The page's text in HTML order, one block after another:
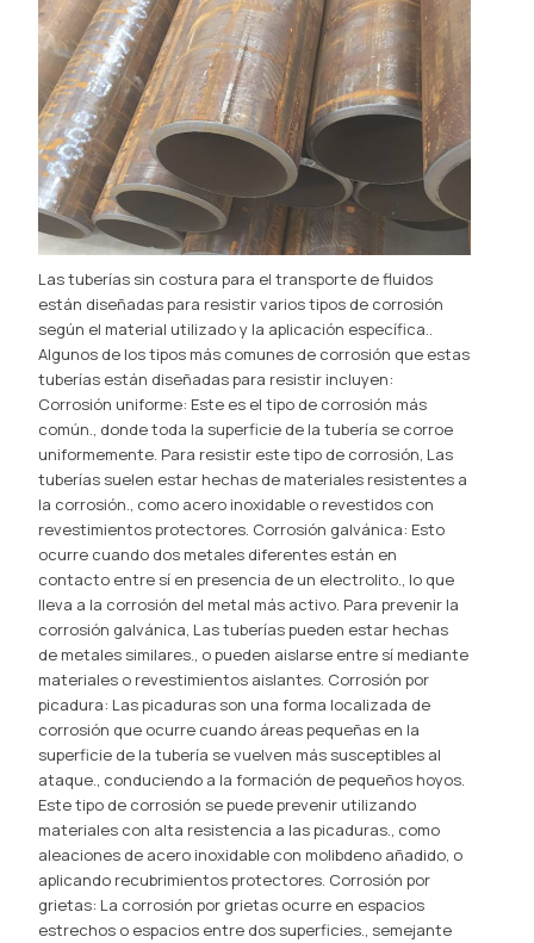
Las tuberías sin costura para el transporte de fluidos
están diseñadas para resistir varios tipos de corrosión
según el material utilizado y la aplicación específica..
Algunos de los tipos más comunes de corrosión que estas
tuberías están diseñadas para resistir incluyen:
Corrosión uniforme: Este es el tipo de corrosión más
común., donde toda la superficie de la tubería se corroe
uniformemente. Para resistir este tipo de corrosión, Las
tuberías suelen estar hechas de materiales resistentes a
la corrosión., como acero inoxidable o revestidos con
revestimientos protectores. Corrosión galvánica: Esto
ocurre cuando dos metales diferentes están en
contacto entre sí en presencia de un electrolito., lo que
lleva a la corrosión del metal más activo. Para prevenir la
corrosión galvánica, Las tuberías pueden estar hechas
de metales similares., o pueden aislarse entre sí mediante
materiales o revestimientos aislantes. Corrosión por
picadura: Las picaduras son una forma localizada de
corrosión que ocurre cuando áreas pequeñas en la
superficie de la tubería se vuelven más susceptibles al
ataque., conduciendo a la formación de pequeños hoyos.
Este tipo de corrosión se puede prevenir utilizando
materiales con alta resistencia a las picaduras., como
aleaciones de acero inoxidable con molibdeno añadido, o
aplicando recubrimientos protectores. Corrosión por
grietas: La corrosión por grietas ocurre en espacios
estrechos o espacios entre dos superficies., semejante